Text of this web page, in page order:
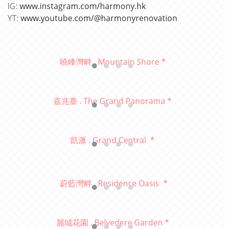
IG: www.instagram.com/harmony.hk
YT: www.youtube.com/@harmonyrenovation
曉峰灣畔 . Mountain Shore *
嘉兆臺 . The Grand Panorama *
凱滙 . Grand Central *
蔚藍灣畔 . Residence Oasis *
麗城花園 . Belvedere Garden *